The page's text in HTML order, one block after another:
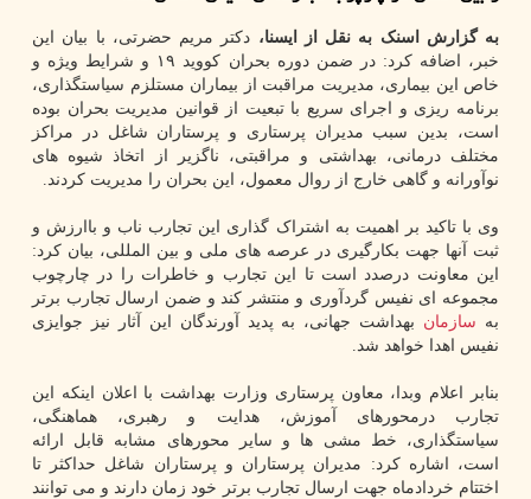
به گزارش اسنک به نقل از ایسنا، دکتر مریم حضرتی، با بیان این
خبر، اضافه کرد: در ضمن دوره بحران کووید ۱۹ و شرایط ویژه و
خاص این بیماری، مدیریت مراقبت از بیماران مستلزم سیاستگذاری،
برنامه ریزی و اجرای سریع با تبعیت از قوانین مدیریت بحران بوده
است، بدین سبب مدیران پرستاری و پرستاران شاغل در مراکز
مختلف درمانی، بهداشتی و مراقبتی، ناگزیر از اتخاذ شیوه های
نوآورانه و گاهی خارج از روال معمول، این بحران را مدیریت کردند.
وی با تاکید بر اهمیت به اشتراک گذاری این تجارب ناب و باارزش و
ثبت آنها جهت بکارگیری در عرصه های ملی و بین المللی، بیان کرد:
این معاونت درصدد است تا این تجارب و خاطرات را در چارچوب
مجموعه ای نفیس گردآوری و منتشر کند و ضمن ارسال تجارب برتر
به سازمان بهداشت جهانی، به پدید آورندگان این آثار نیز جوایزی
نفیس اهدا خواهد شد.
بنابر اعلام وبدا، معاون پرستاری وزارت بهداشت با اعلان اینکه این
تجارب درمحورهای آموزش، هدایت و رهبری، هماهنگی،
سیاستگذاری، خط مشی ها و سایر محورهای مشابه قابل ارائه
است، اشاره کرد: مدیران پرستاران و پرستاران شاغل حداکثر تا
اختتام خردادماه جهت ارسال تجارب برتر خود زمان دارند و می توانند